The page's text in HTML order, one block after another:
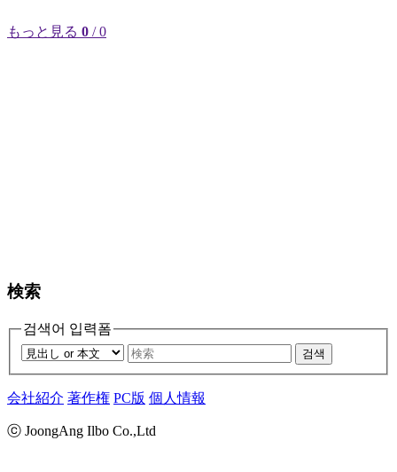
もっと見る 0 / 0
検索
검색어 입력폼
검색
会社紹介 著作権 PC版 個人情報
ⓒ JoongAng Ilbo Co.,Ltd